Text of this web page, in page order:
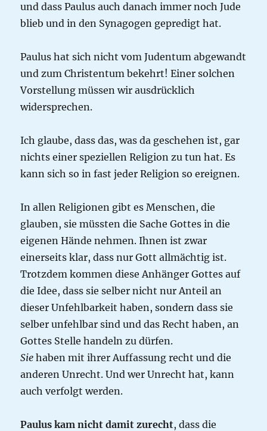
und dass Paulus auch danach immer noch Jude
blieb und in den Synagogen gepredigt hat.
Paulus hat sich nicht vom Judentum abgewandt
und zum Christentum bekehrt! Einer solchen
Vorstellung müssen wir ausdrücklich
widersprechen.
Ich glaube, dass das, was da geschehen ist, gar
nichts einer speziellen Religion zu tun hat. Es
kann sich so in fast jeder Religion so ereignen.
In allen Religionen gibt es Menschen, die
glauben, sie müssten die Sache Gottes in die
eigenen Hände nehmen. Ihnen ist zwar
einerseits klar, dass nur Gott allmächtig ist.
Trotzdem kommen diese Anhänger Gottes auf
die Idee, dass sie selber nicht nur Anteil an
dieser Unfehlbarkeit haben, sondern dass sie
selber unfehlbar sind und das Recht haben, an
Gottes Stelle handeln zu dürfen.
Siehaben mit ihrer Auffassung recht und die
anderen Unrecht. Und wer Unrecht hat, kann
auch verfolgt werden.
Paulus kam nicht damit zurecht, dass die